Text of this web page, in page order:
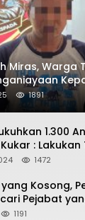
Miras, Warga
1891
1.300
Kukar :
Wujudkan
1472
Kosong,
Pejabat
1191